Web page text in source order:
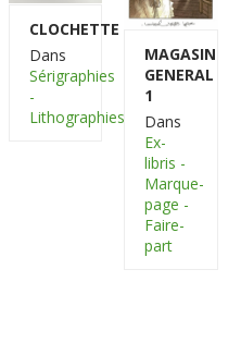
CLOCHETTE
Dans
Sérigraphies
-
Lithographies
MAGASIN
GENERAL
1
Dans
Ex-
libris -
Marque-
page -
Faire-
part